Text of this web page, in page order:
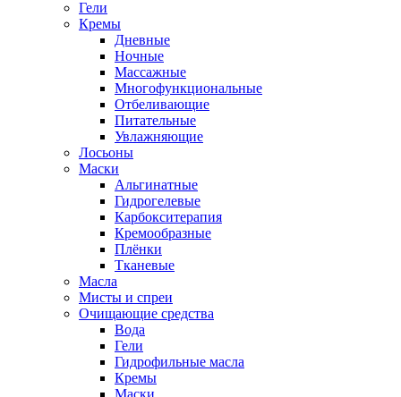
Гели
Кремы
Дневные
Ночные
Массажные
Многофункциональные
Отбеливающие
Питательные
Увлажняющие
Лосьоны
Маски
Альгинатные
Гидрогелевые
Карбокситерапия
Кремообразные
Плёнки
Тканевые
Масла
Мисты и спреи
Очищающие средства
Вода
Гели
Гидрофильные масла
Кремы